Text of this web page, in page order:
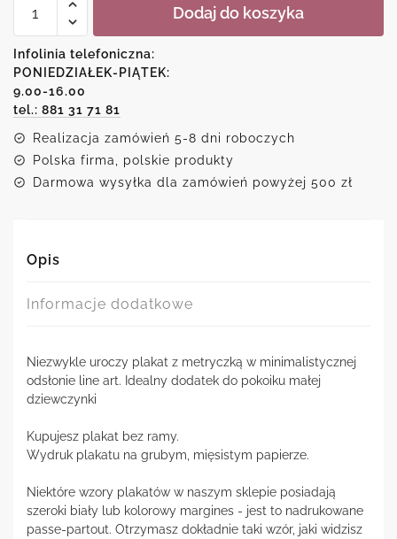
Plakat-
metryczka
z
dzidziusiem
line
art
Dodaj do koszyka
Infolinia telefoniczna:
PONIEDZIAŁEK-PIĄTEK:
9.00-16.00
tel.: 881 31 71 81
Realizacja zamówień 5-8 dni roboczych
Polska firma, polskie produkty
Darmowa wysyłka dla zamówień powyżej 500 zł
Opis
Informacje dodatkowe
Niezwykle uroczy plakat z metryczką w minimalistycznej
odsłonie line art. Idealny dodatek do pokoiku małej
dziewczynki
Kupujesz plakat bez ramy.
Wydruk plakatu na grubym, mięsistym papierze.
Niektóre wzory plakatów w naszym sklepie posiadają
szeroki biały lub kolorowy margines - jest to nadrukowane
passe-partout. Otrzymasz dokładnie taki wzór, jaki widzisz